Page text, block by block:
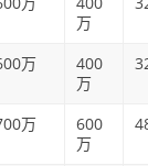
万
万
400
万
万
600
万